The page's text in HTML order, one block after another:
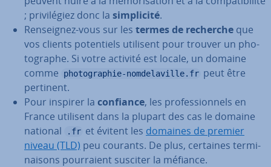
; pri­vi­lé­giez donc la sim­pli­cité.
Ren­seig­nez-vous sur les termes de recherche que
vos clients po­ten­tiels utilisent pour trouver un pho­
to­graphe. Si votre activité est locale, un domaine
comme
photographie-nomdelaville.fr peut être
pertinent.
Pour inspirer la confiance, les pro­fes­sion­nels en
France utilisent dans la plupart des cas le domaine
national
.fr et évitent les domaines de premier
niveau (TLD) peu courants. De plus, certaines ter­mi­
nai­sons pour­raient susciter la méfiance.